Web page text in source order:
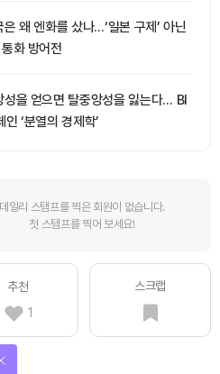
왜 엔화를 샀나…‘일본 구제’ 아닌
화 방어전
성을 얻으면 탈중앙성을 잃는다… BI
‘분열의 경제학’
데일리 스탬프를 찍은 회원이 없습니다.
첫 스탬프를 찍어 보세요!
추천
1
스크랩